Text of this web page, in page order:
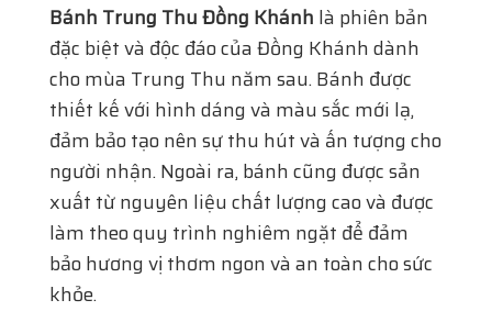
Bánh Trung Thu Đồng Khánh là phiên bản
đặc biệt và độc đáo của Đồng Khánh dành
cho mùa Trung Thu năm sau. Bánh được
thiết kế với hình dáng và màu sắc mới lạ,
đảm bảo tạo nên sự thu hút và ấn tượng cho
người nhận. Ngoài ra, bánh cũng được sản
xuất từ nguyên liệu chất lượng cao và được
làm theo quy trình nghiêm ngặt để đảm
bảo hương vị thơm ngon và an toàn cho sức
khỏe.